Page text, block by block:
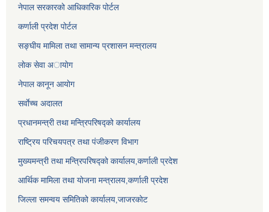
नेपाल सरकारको आधिकारिक पोर्टल
कर्णाली प्रदेश पोर्टल
सङ्घीय मामिला तथा सामान्य प्रशासन मन्त्रालय
लाेक सेवा अायाेग
नेपाल कानून आयोग
सर्वाेच्च अदालत
प्रधानमन्त्री तथा मन्त्रिपरिषद्को कार्यालय
राष्ट्रिय परिचयपत्र तथा पंजीकरण विभाग
मुख्यमन्त्री तथा मन्त्रिपरिषद्को कार्यालय,कर्णाली प्रदेश
आर्थिक मामिला तथा योजना मन्त्रालय,कर्णाली प्रदेश
जिल्ला समन्वय समितिको कार्यालय,जाजरकाेट